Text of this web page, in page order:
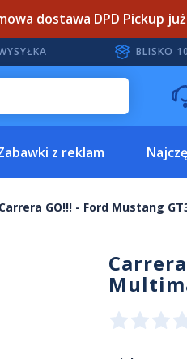
dostawa DPD Pickup już
BLISKO
z reklam
Carrera GO!!! - Ford Mustang